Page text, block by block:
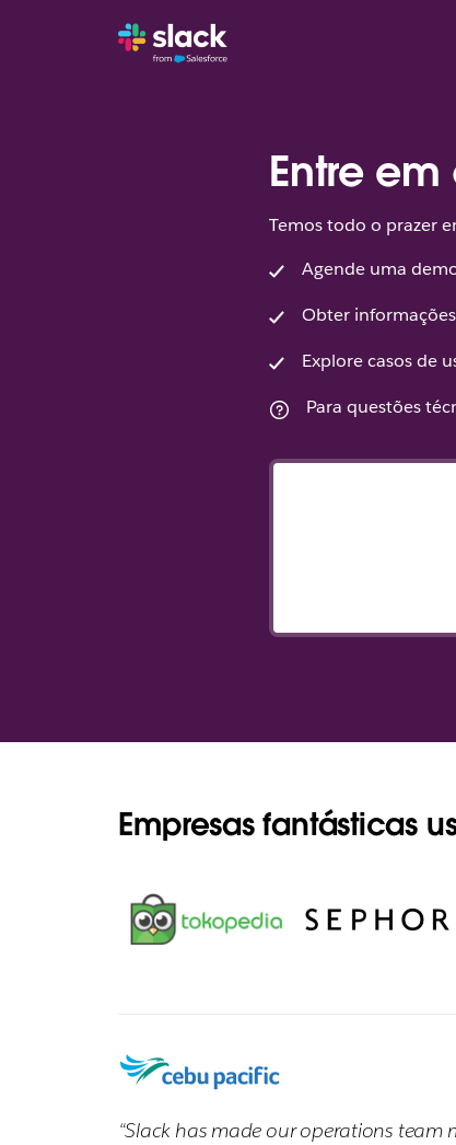
Entre
Temos todo o prazer
Agende uma
Obter
Explore casos de
Para questões
Empresas fantásticas
“Slack has made our operations